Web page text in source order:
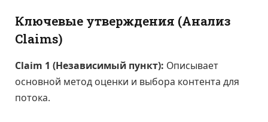
Ключевые утверждения (Анализ
Claims)
Claim 1 (Независимый пункт): Описывает
основной метод оценки и выбора контента для
потока.